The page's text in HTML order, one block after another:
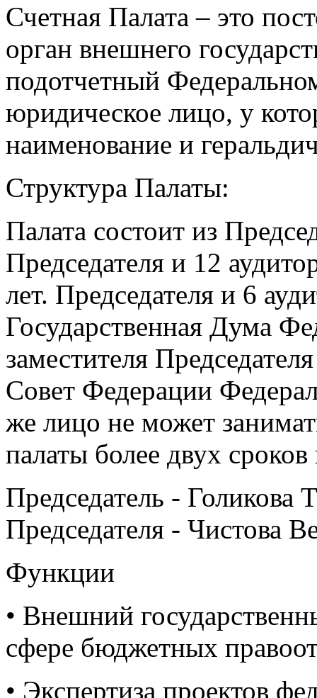
Счетная Палата – это
орган внешнего
подотчетный
юридическое лицо, у
наименование и
Структура Палаты:
Палата состоит из
Председателя и 12
лет. Председателя и 6
Государственная Дума
заместителя
Совет Федерации
же лицо не может
палаты более двух
Председатель - Голикова
Председателя - Чистова
Функции
• Внешний
сфере бюджетных
• Экспертиза проектов